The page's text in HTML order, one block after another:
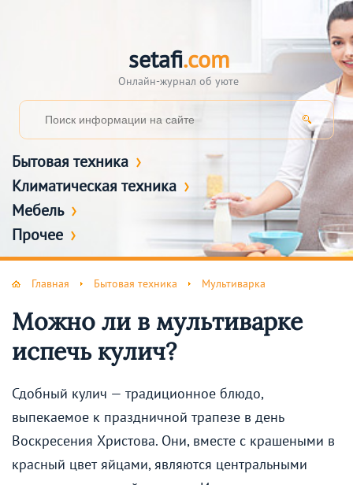
setafi.com
Онлайн-журнал об уюте
Бытовая техника
Климатическая техника
Мебель
Прочее
Главная Бытовая техника Мультиварка
Можно ли в мультиварке
испечь кулич?
Сдобный кулич — традиционное блюдо,
выпекаемое к праздничной трапезе в день
Воскресения Христова. Они, вместе с крашеными в
красный цвет яйцами, являются центральными